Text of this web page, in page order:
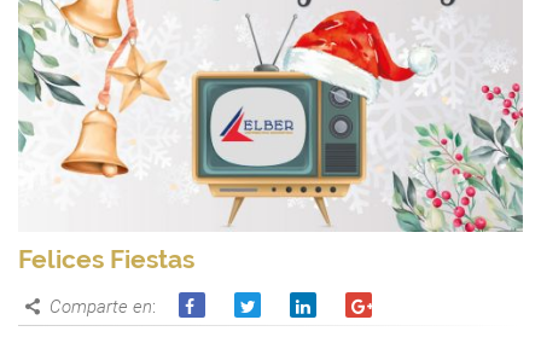
Felices Fiestas
Comparte en: